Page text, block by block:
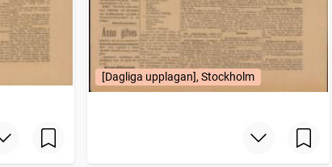
[Dagliga upplagan], Stockholm